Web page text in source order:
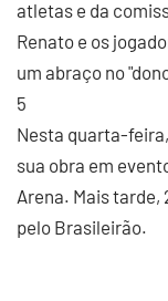
atletas e da
Renato e os
um abraço no
5
Nesta quarta-
sua obra em
Arena. Mais tarde,
pelo Brasileirão.